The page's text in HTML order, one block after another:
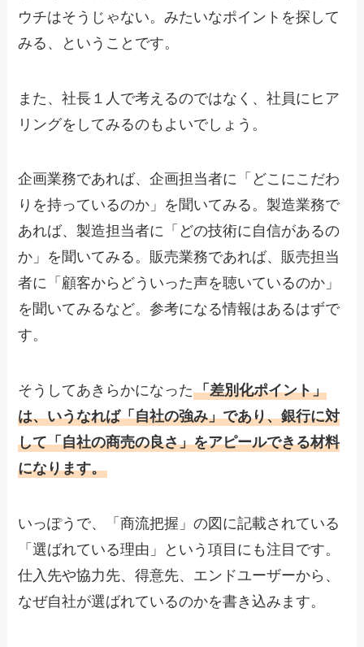
ウチはそうじゃない。みたいなポイントを探して
みる、ということです。
また、社長１人で考えるのではなく、社員にヒア
リングをしてみるのもよいでしょう。
企画業務であれば、企画担当者に「どこにこだわ
りを持っているのか」を聞いてみる。製造業務で
あれば、製造担当者に「どの技術に自信があるの
か」を聞いてみる。販売業務であれば、販売担当
者に「顧客からどういった声を聴いているのか」
を聞いてみるなど。参考になる情報はあるはずで
す。
そうしてあきらかになった「差別化ポイント」
は、いうなれば「自社の強み」であり、銀行に対
して「自社の商売の良さ」をアピールできる材料
になります。
いっぽうで、「商流把握」の図に記載されている
「選ばれている理由」という項目にも注目です。
仕入先や協力先、得意先、エンドユーザーから、
なぜ自社が選ばれているのかを書き込みます。